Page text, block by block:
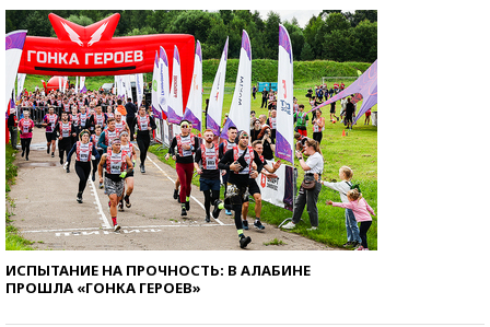
ИСПЫТАНИЕ НА ПРОЧНОСТЬ: В АЛАБИНЕ
ПРОШЛА «ГОНКА ГЕРОЕВ»